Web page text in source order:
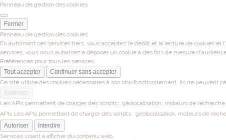
Panneau de gestion des cookies
Fermer
Panneau de gestion des cookies
En autorisant ces services tiers, vous acceptez le dépôt et la lecture de cookies
services, vous nous autorisez à déposer un cookie à des fins de mesure
Préférences pour tous les services
Tout accepter
Continuer sans accepter
Ce site utilise des cookies nécessaires à son bon fonctionnement. Ils ne peuvent
Autoriser
Les APIs permettent de charger des scripts : géolocalisation, moteurs de
APIs Les APIs permettent de charger des scripts : géolocalisation, moteurs de
Autoriser
Interdire
Services visant à afficher du contenu web.